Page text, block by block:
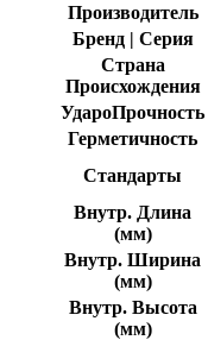
Производитель
Бренд | Серия
Страна
Происхождения
УдароПрочность
Герметичность
Стандарты
Внутр. Длина
(мм)
Внутр. Ширина
(мм)
Внутр. Высота
(мм)